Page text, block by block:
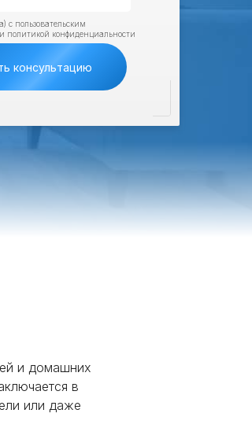
консультацию
с пользовательским
политикой конфиденциальности
и домашних
в
или даже